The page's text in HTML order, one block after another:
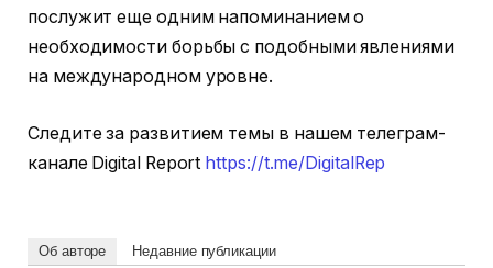
послужит еще одним напоминанием о
необходимости борьбы с подобными явлениями
на международном уровне.
Следите за развитием темы в нашем телеграм-
канале Digital Report https://t.me/DigitalRep
Об авторе Недавние публикации